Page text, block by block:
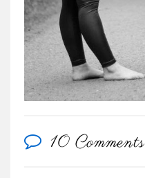
10 Comments